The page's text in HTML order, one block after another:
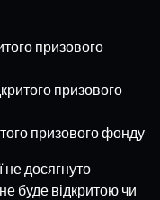
призового
призового
призового фонду
досягнуто
буде відкритою чи